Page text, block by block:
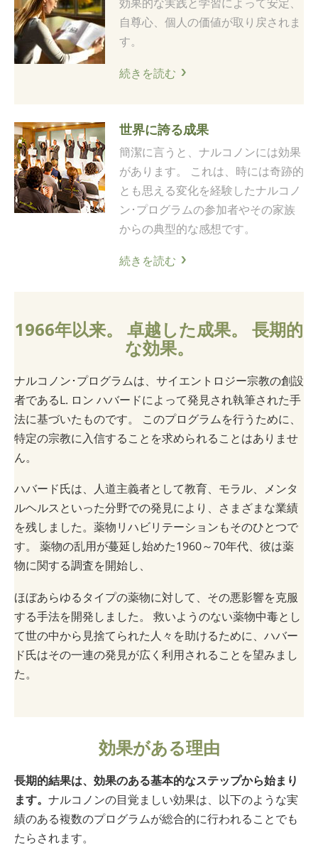
効果的な実践と学習によって安定、
自尊心、個人の価値が取り戻されま
す。
続きを読む
世界に誇る成果
簡潔に言うと、ナルコノンには効果
があります。 これは、時には奇跡的
とも思える変化を経験したナルコノ
ン･プログラムの参加者やその家族
からの典型的な感想です。
続きを読む
1966年以来。 卓越した成果。 長期的
な効果。
ナルコノン･プログラムは、サイエントロジー宗教の創設
者であるL. ロン ハバードによって発見され執筆された手
法に基づいたものです。 このプログラムを行うために、
特定の宗教に入信することを求められることはありませ
ん。
ハバード氏は、人道主義者として教育、モラル、メンタ
ルヘルスといった分野での発見により、さまざまな業績
を残しました。薬物リハビリテーションもそのひとつで
す。 薬物の乱用が蔓延し始めた1960～70年代、彼は薬
物に関する調査を開始し、
ほぼあらゆるタイプの薬物に対して、その悪影響を克服
する手法を開発しました。 救いようのない薬物中毒とし
て世の中から見捨てられた人々を助けるために、ハバー
ド氏はその一連の発見が広く利用されることを望みまし
た。
効果がある理由
長期的結果は、効果のある基本的なステップから始まり
ます。 ナルコノンの目覚ましい効果は、以下のような実
績のある複数のプログラムが総合的に行われることでも
たらされます。